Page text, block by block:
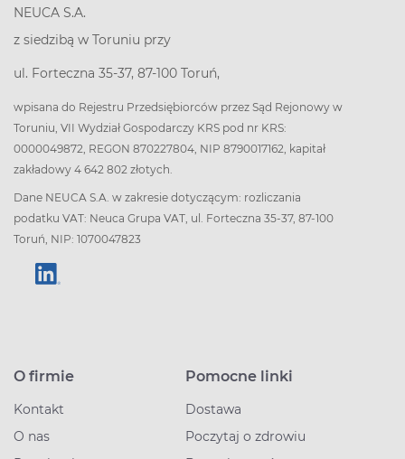
NEUCA S.A.
z siedzibą w Toruniu przy
ul. Forteczna 35-37, 87-100 Toruń,
wpisana do Rejestru Przedsiębiorców przez Sąd Rejonowy w
Toruniu, VII Wydział Gospodarczy KRS pod nr KRS:
0000049872, REGON 870227804, NIP 8790017162, kapitał
zakładowy 4 642 802 złotych.
Dane NEUCA S.A. w zakresie dotyczącym: rozliczania
podatku VAT: Neuca Grupa VAT, ul. Forteczna 35-37, 87-100
Toruń, NIP: 1070047823
O firmie
Kontakt
O nas
Pomocne linki
Dostawa
Poczytaj o zdrowiu